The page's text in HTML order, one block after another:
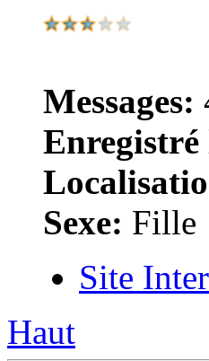
Messages:
Enregistré
Sexe: Fille
Site
Haut